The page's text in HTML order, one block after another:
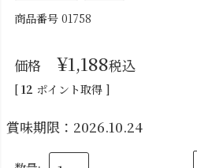
商品番号 01758
価格 ¥1,188税込
[ 12 ポイント取得 ]
賞味期限：2026.10.24